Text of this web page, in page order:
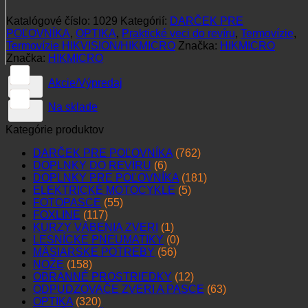
Katalógové číslo: 1029 Kategórií: DARČEK PRE
POĽOVNÍKA, OPTIKA, Praktické veci do revíru, Termovízie,
Termovízie HIKVISION/HIKMICRO Značka: HIKMICRO
Značka: HIKMICRO
Akcie/Výpredaj
Na sklade
Kategórie produktov
DARČEK PRE POĽOVNÍKA (762)
DOPLNKY DO REVÍRU (6)
DOPLNKY PRE POĽOVNÍKA (181)
ELEKTRICKÉ MOTOCYKLE (5)
FOTOPASCE (55)
FOXLINE (117)
KURZY VÁBENIA ZVERI (1)
LESNÍCKE PNEUMATIKY (0)
MÄSIARSKE POTREBY (56)
NOŽE (158)
OBRANNÉ PROSTRIEDKY (12)
ODPUDZOVAČE ZVERI A PASCE (63)
OPTIKA (320)